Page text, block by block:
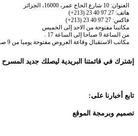
العنوان: 10 شارع الحاج عمر، 16000، الجزائر
هاتف: 27 97 40 23 (213+)
فاكس: 27 97 40 23 (213+)
مكاتبنا مفتوحة من الاحد إلى الخميس
من الساعة 9 صباحا إلى الساعة 17 .
مكاتب الاستقبال وقاعة العروض مفتوحة يوميا من 9 صباحا إلى غاية نهاية العروض.
إشترك في قائمتنا البريدية ليصلك جديد المسرح
تابع أخبارنا على:
تصميم وبرمجة الموقع